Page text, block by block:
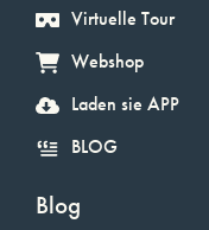
Virtuelle Tour
Webshop
Laden sie APP
BLOG
Blog